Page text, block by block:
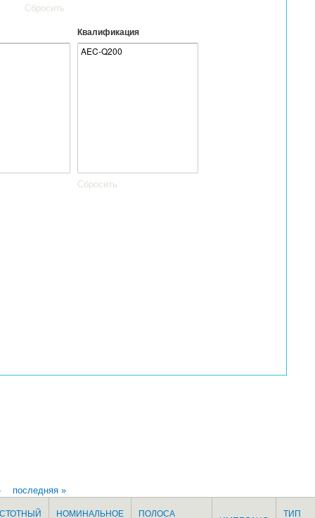
Сбросить
Квалификация
Сбросить
последняя »
НОМИНАЛЬНОЕ
ПОЛОСА
ТИП